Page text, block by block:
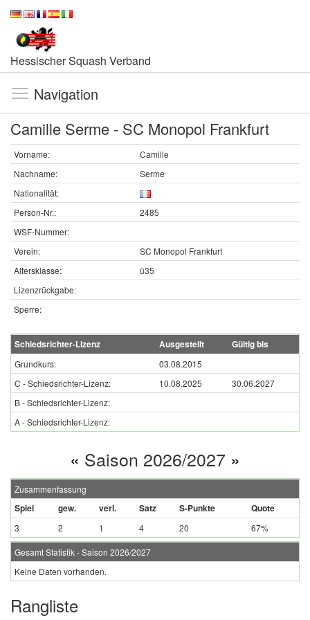
Hessischer Squash Verband
Navigation
Camille Serme - SC Monopol Frankfurt
Vorname:
Camille
Nachname:
Serme
Nationalität:
Person-Nr.:
2485
WSF-Nummer:
Verein:
SC Monopol Frankfurt
Altersklasse:
ü35
Lizenzrückgabe:
Sperre:
Schiedsrichter-Lizenz Ausgestellt Gültig bis
Grundkurs:
03.08.2015
C - Schiedsrichter-Lizenz:
10.08.2025
30.06.2027
B - Schiedsrichter-Lizenz:
A - Schiedsrichter-Lizenz:
« Saison 2026/2027 »
Zusammenfassung
Spiel gew. verl. Satz S-Punkte Quote
3 2 1 4 20 67%
Gesamt Statistik - Saison 2026/2027
Keine Daten vorhanden.
Rangliste